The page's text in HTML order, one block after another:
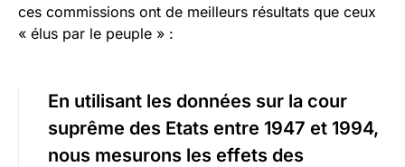
ces commissions ont de meilleurs résultats que ceux
« élus par le peuple » :
En utilisant les données sur la cour
suprême des Etats entre 1947 et 1994,
nous mesurons les effets des